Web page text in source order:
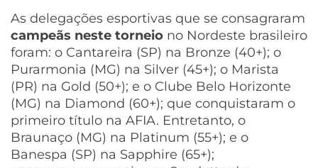
As delegações esportivas que se consagraram
campeãs neste torneio no Nordeste brasileiro
foram: o Cantareira (SP) na Bronze (40+); o
Purarmonia (MG) na Silver (45+); o Marista
(PR) na Gold (50+); e o Clube Belo Horizonte
(MG) na Diamond (60+); que conquistaram o
primeiro título na AFIA. Entretanto, o
Braunaço (MG) na Platinum (55+); e o
Banespa (SP) na Sapphire (65+);